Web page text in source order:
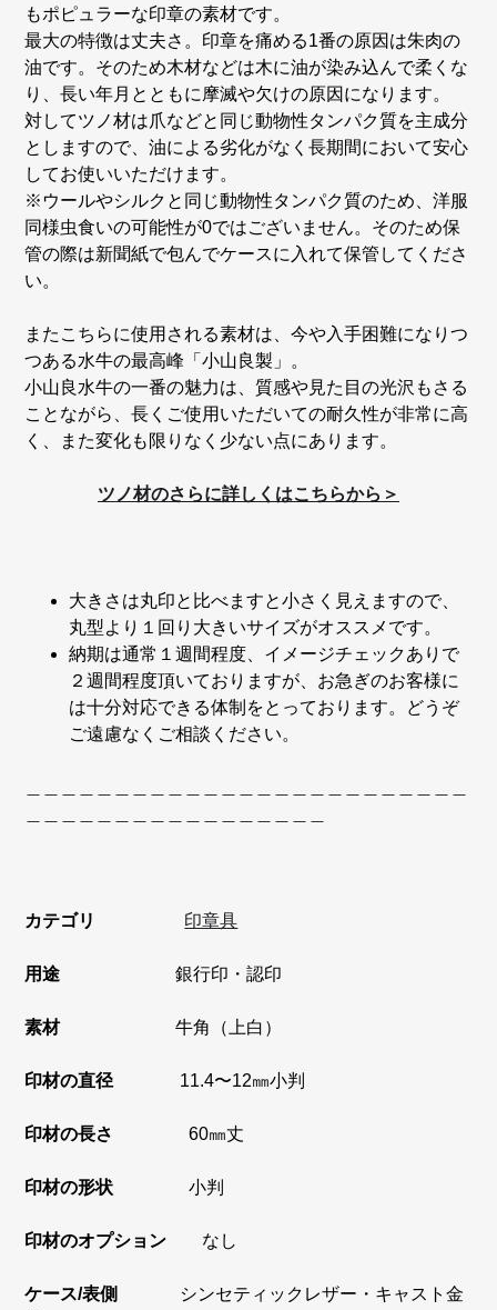
もポピュラーな印章の素材です。
最大の特徴は丈夫さ。印章を痛める1番の原因は朱肉の
油です。そのため木材などは木に油が染み込んで柔くな
り、長い年月とともに摩滅や欠けの原因になります。
対してツノ材は爪などと同じ動物性タンパク質を主成分
としますので、油による劣化がなく長期間において安心
してお使いいただけます。
※ウールやシルクと同じ動物性タンパク質のため、洋服
同様虫食いの可能性が0ではございません。そのため保
管の際は新聞紙で包んでケースに入れて保管してくださ
い。
またこちらに使用される素材は、今や入手困難になりつ
つある水牛の最高峰「小山良製」。
小山良水牛の一番の魅力は、質感や見た目の光沢もさる
ことながら、長くご使用いただいての耐久性が非常に高
く、また変化も限りなく少ない点にあります。
ツノ材のさらに詳しくはこちらから＞
大きさは丸印と比べますと小さく見えますので、
丸型より１回り大きいサイズがオススメです。
納期は通常１週間程度、イメージチェックありで
２週間程度頂いておりますが、お急ぎのお客様に
は十分対応できる体制をとっております。どうぞ
ご遠慮なくご相談ください。
カテゴリ 印章具
用途 銀行印・認印
素材 牛角（上白）
印材の直径 11.4〜12㎜小判
印材の長さ 60㎜丈
印材の形状 小判
印材のオプション なし
ケース/表側
シンセティックレザー・キャスト金